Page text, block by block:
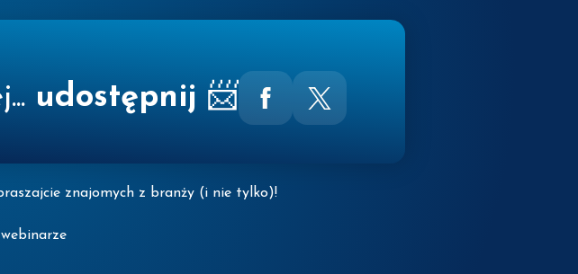
udostępnij 📨
znajomych z branży (i nie tylko)!